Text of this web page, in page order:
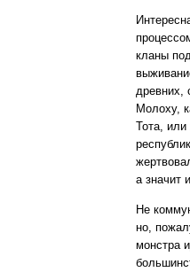
кланы
древних,
Молоху,
Тота,
а значит
Не
но,
монстра